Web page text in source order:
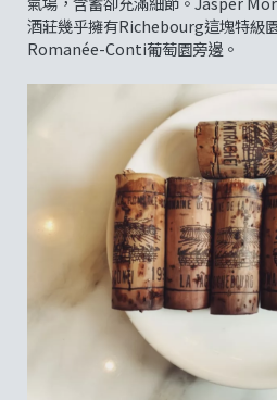
酒莊幾乎擁有Richebourg這塊特級
Romanée-Conti葡萄園旁邊。